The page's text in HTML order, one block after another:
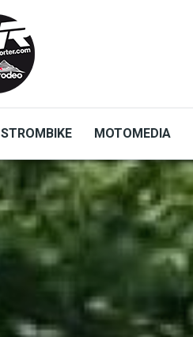
STROMBIKE MOTOMEDIA